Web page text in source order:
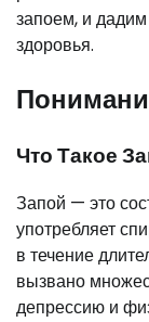
запоем, и
здоровья.
Что Такое
Запой — это
употребляет
в течение
вызвано
депрессию и